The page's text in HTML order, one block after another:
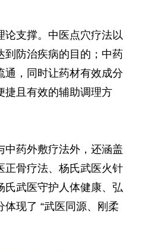
支撑。中医点穴疗法以
到防治疾病的目的；中药
通，同时让药材有效成分
捷且有效的辅助调理方
药外敷疗法外，还涵盖
正骨疗法、杨氏武医火针
氏武医守护人体健康、弘
现了 “武医同源、刚柔